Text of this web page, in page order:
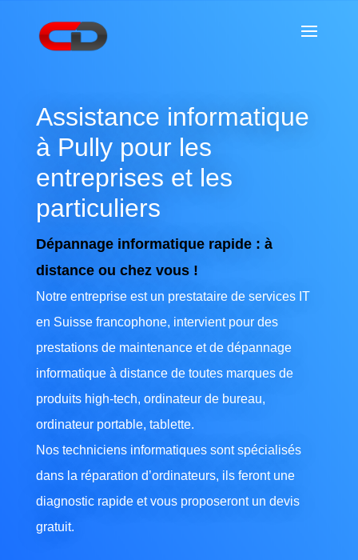
Assistance informatique
à Pully pour les
entreprises et les
particuliers
Dépannage informatique rapide : à
distance ou chez vous !
Notre entreprise est un prestataire de services IT
en Suisse francophone, intervient pour des
prestations de maintenance et de dépannage
informatique à distance de toutes marques de
produits high-tech, ordinateur de bureau,
ordinateur portable, tablette.
Nos techniciens informatiques sont spécialisés
dans la réparation d’ordinateurs, ils feront une
diagnostic rapide et vous proposeront un devis
gratuit.